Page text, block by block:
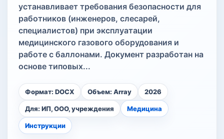
устанавливает требования безопасности для
работников (инженеров, слесарей,
специалистов) при эксплуатации
медицинского газового оборудования и
работе с баллонами. Документ разработан на
основе типовых...
Формат: DOCX Объем: Array 2026
Для: ИП, ООО, учреждения Медицина
Инструкции